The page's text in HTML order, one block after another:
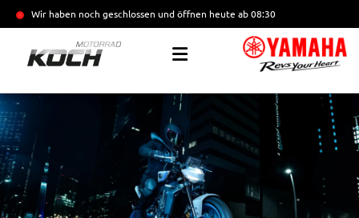
Wir haben noch geschlossen und öffnen heute ab 08:30